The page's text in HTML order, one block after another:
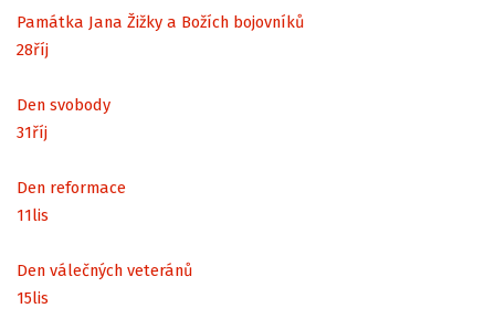
Památka Jana Žižky a Božích bojovníků
28říj
Den svobody
31říj
Den reformace
11lis
Den válečných veteránů
15lis